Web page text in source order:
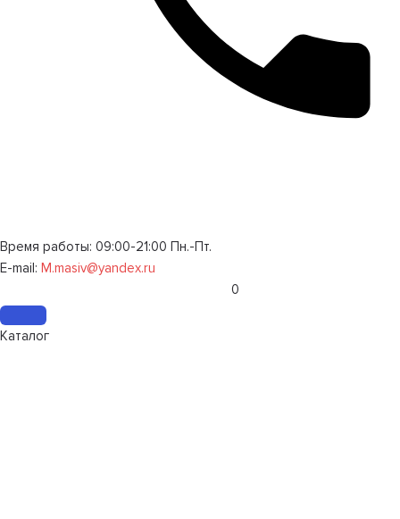
Время работы: 09:00-21:00 Пн.-Пт.
E-mail: M.masiv@yandex.ru
0
Каталог